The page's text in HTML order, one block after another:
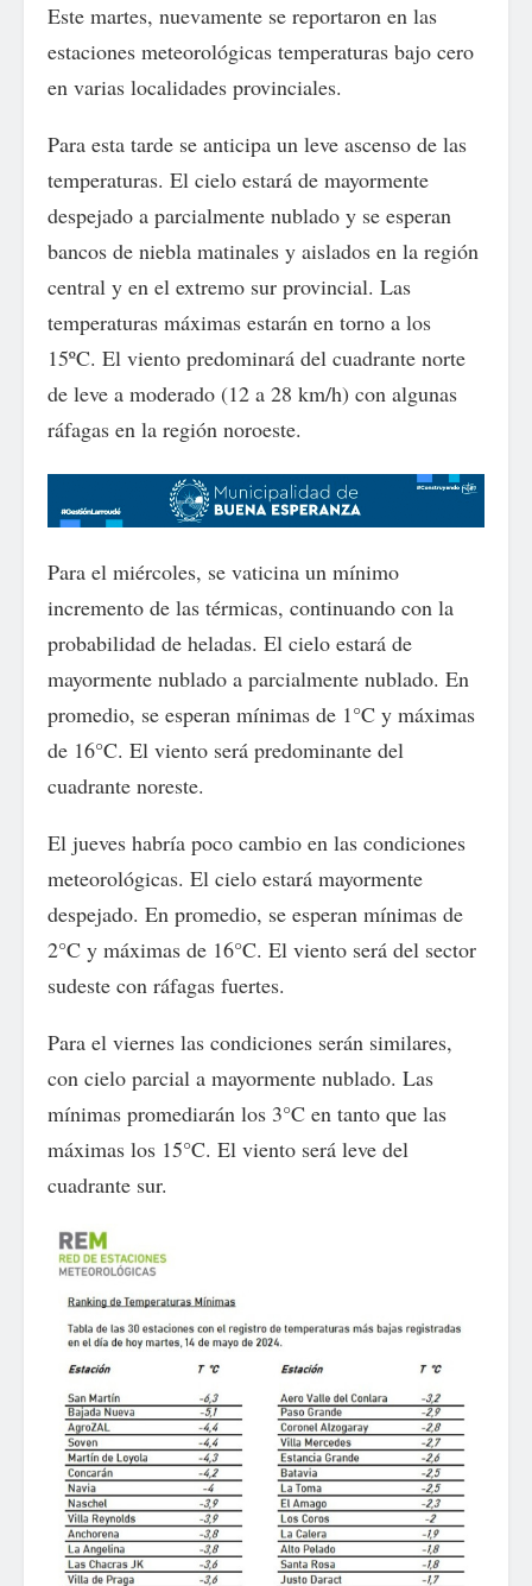
Este martes, nuevamente se reportaron en las
estaciones meteorológicas temperaturas bajo cero
en varias localidades provinciales.
Para esta tarde se anticipa un leve ascenso de las
temperaturas. El cielo estará de mayormente
despejado a parcialmente nublado y se esperan
bancos de niebla matinales y aislados en la región
central y en el extremo sur provincial. Las
temperaturas máximas estarán en torno a los
15ºC. El viento predominará del cuadrante norte
de leve a moderado (12 a 28 km/h) con algunas
ráfagas en la región noroeste.
Para el miércoles, se vaticina un mínimo
incremento de las térmicas, continuando con la
probabilidad de heladas. El cielo estará de
mayormente nublado a parcialmente nublado. En
promedio, se esperan mínimas de 1°C y máximas
de 16°C. El viento será predominante del
cuadrante noreste.
El jueves habría poco cambio en las condiciones
meteorológicas. El cielo estará mayormente
despejado. En promedio, se esperan mínimas de
2°C y máximas de 16°C. El viento será del sector
sudeste con ráfagas fuertes.
Para el viernes las condiciones serán similares,
con cielo parcial a mayormente nublado. Las
mínimas promediarán los 3°C en tanto que las
máximas los 15°C. El viento será leve del
cuadrante sur.